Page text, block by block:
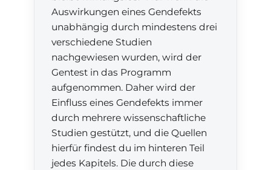
Auswirkungen eines Gendefekts
unabhängig durch mindestens drei
verschiedene Studien
nachgewiesen wurden, wird der
Gentest in das Programm
aufgenommen. Daher wird der
Einfluss eines Gendefekts immer
durch mehrere wissenschaftliche
Studien gestützt, und die Quellen
hierfür findest du im hinteren Teil
jedes Kapitels. Die durch diese